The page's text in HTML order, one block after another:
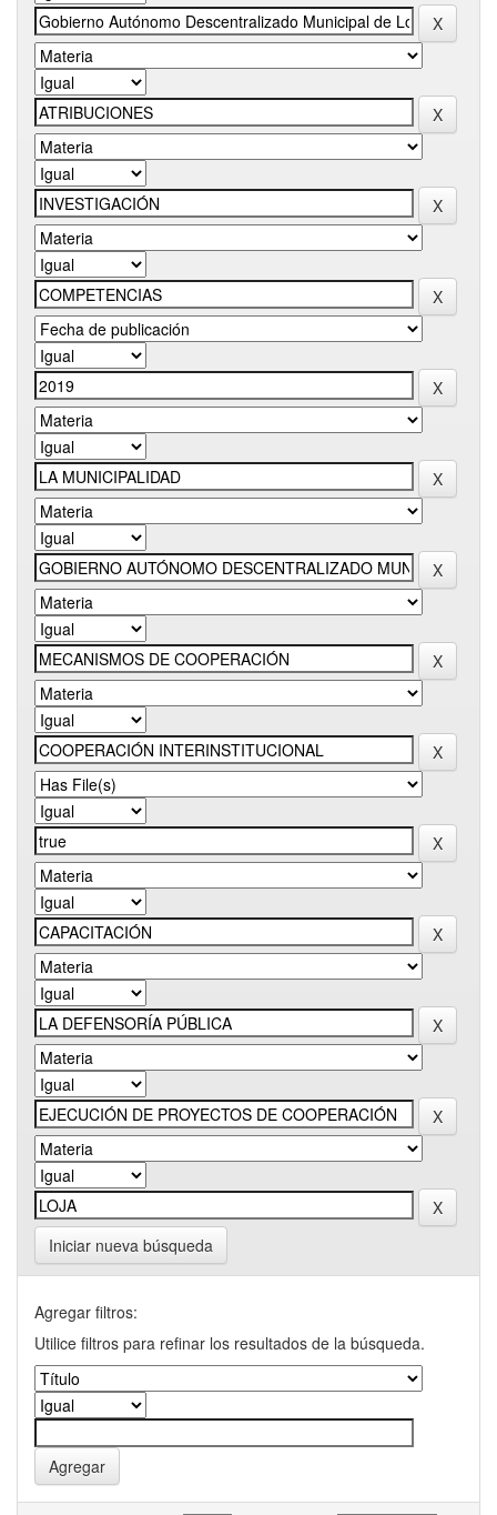
Iniciar nueva búsqueda
Agregar filtros:
Utilice filtros para refinar los resultados de la búsqueda.